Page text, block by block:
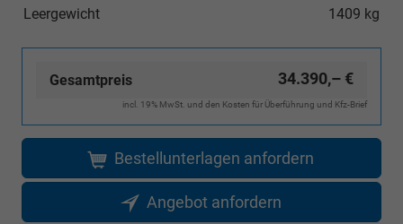
1409 kg
Leergewicht
Gesamtpreis 34.390,– €
incl. 19% MwSt. und den Kosten für Überführung und Kfz-Brief
Bestellunterlagen anfordern
Angebot anfordern